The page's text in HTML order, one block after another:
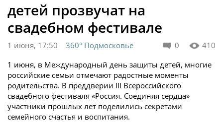
детей прозвучат на
свадебном фестивале
0 410
1 июня, 17:50
360° Подмосковье
1 июня, в Международный день защиты детей, многие
российские семьи отмечают радостные моменты
родительства. В преддверии III Всероссийского
свадебного фестиваля «Россия. Соединяя сердца»
участники прошлых лет поделились секретами
семейного счастья и воспитания.